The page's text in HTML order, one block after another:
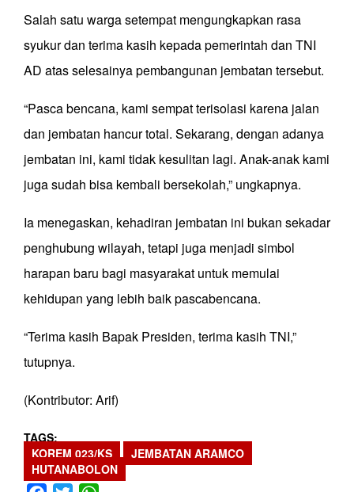
Salah satu warga setempat mengungkapkan rasa
syukur dan terima kasih kepada pemerintah dan TNI
AD atas selesainya pembangunan jembatan tersebut.
“Pasca bencana, kami sempat terisolasi karena jalan
dan jembatan hancur total. Sekarang, dengan adanya
jembatan ini, kami tidak kesulitan lagi. Anak-anak kami
juga sudah bisa kembali bersekolah,” ungkapnya.
Ia menegaskan, kehadiran jembatan ini bukan sekadar
penghubung wilayah, tetapi juga menjadi simbol
harapan baru bagi masyarakat untuk memulai
kehidupan yang lebih baik pascabencana.
“Terima kasih Bapak Presiden, terima kasih TNI,”
tutupnya.
(Kontributor: Arif)
TAGS
KOREM 023/KS
JEMBATAN ARAMCO
HUTANABOLON